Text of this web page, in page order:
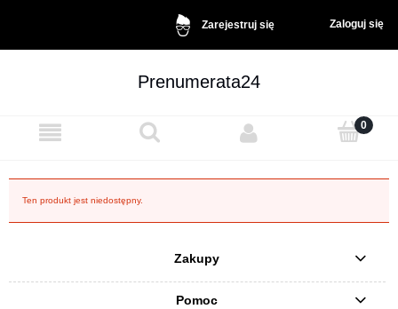
Zarejestruj się Zaloguj się
Prenumerata24
Ten produkt jest niedostępny.
Zakupy
Pomoc